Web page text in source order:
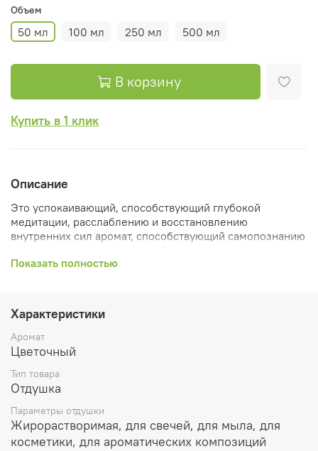
Объем
50 мл 100 мл 250 мл 500 мл
В корзину
Купить в 1 клик
Описание
Это успокаивающий, способствующий глубокой
медитации, расслаблению и восстановлению
внутренних сил аромат, способствующий самопознанию
исцеления, счастья.
вносящее ясность и спокойствие в мысли и эмоции. При
этом лаванда отнюдь не способствует плаксивости и
самобичеванию.
Считается, что лавандовый аромат помогает справиться
с завистью и агрессией. Это один из самых изысканных
эмоциональных афродизиаков, способствующий
утонченности отношений и интуитивному
взаимопониманию, несущий нежность и
внимательность к партнеру.
Показать полностью
Характеристики
Аромат
Цветочный
Тип товара
Отдушка
Параметры отдушки
Жирорастворимая, для свечей, для мыла, для
косметики, для ароматических композиций